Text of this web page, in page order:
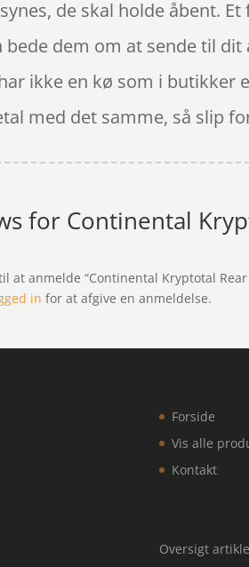
de skal holde åbent.
bede dem om at sende til
ikke en kø som i butikker
med det samme, så slip
for Continental
at anmelde “Continental Kryptotal Rear
in for at afgive en anmeldelse.
Forside
Vis alle
Kontakt
Oversigt